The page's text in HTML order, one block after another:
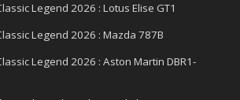
Legend 2026 : Lotus Elise GT1
Legend 2026 : Mazda 787B
Legend 2026 : Aston Martin DBR1-